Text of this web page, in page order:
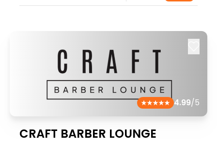
4.99/5
CRAFT BARBER LOUNGE